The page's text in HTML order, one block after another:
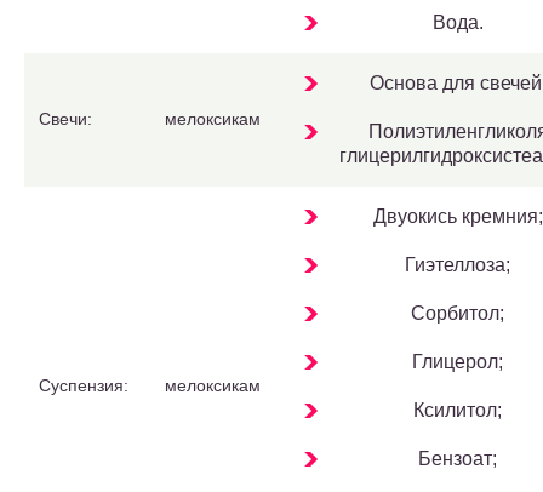
Вода.
Свечи: мелоксикам
Основа для
Суспензия: мелоксикам
Двуокись кремния;
Гиэтеллоза;
Сорбитол;
Глицерол;
Ксилитол;
Бензоат;